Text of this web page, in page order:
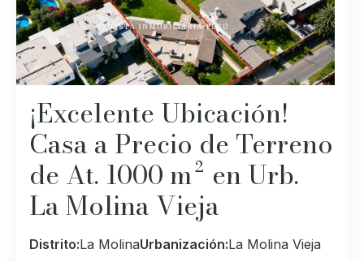
¡Excelente Ubicación!
Casa a Precio de Terreno
de At. 1000 m² en Urb.
La Molina Vieja
Distrito:La MolinaUrbanización:La Molina Vieja